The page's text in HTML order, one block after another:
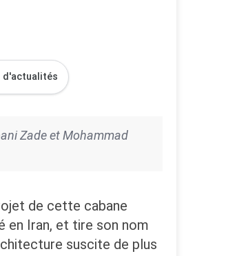
d'actualités
Zade et Mohammad
de cette cabane
en Iran, et tire son nom
suscite de plus